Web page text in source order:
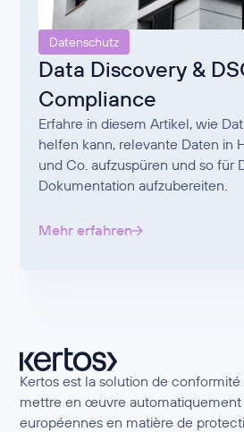
Datenschutz
Data Discovery &
Compliance
Erfahre in diesem Artikel, wie
helfen kann, relevante Daten in
und Co. aufzuspüren und so für
Dokumentation aufzubereiten.
Mehr erfahren
Kertos est la solution de
mettre en œuvre
européennes en matière de